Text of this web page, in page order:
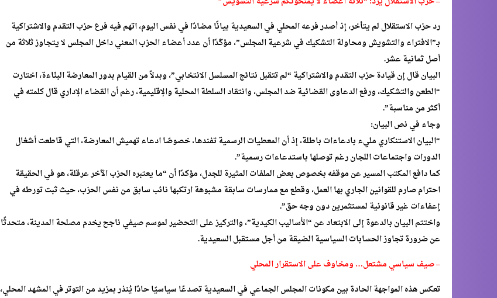
رد حزب الاستقلال لم يتأخر، إذ أصدر فرعه المحلي في السعيدية بيانًا مضادًا في نفس اليوم، اتهم فيه فرع حزب التقدم والاشتراكية
بـ”الافتراء والتشويش ومحاولة التشكيك في شرعية المجلس”، مؤكّدًا أن عدد أعضاء الحزب المعني داخل المجلس لا يتجاوز ثلاثة من
أصل ثمانية عشر.
البيان قال إن قيادة حزب التقدم والاشتراكية “لم تتقبل نتائج المسلسل الانتخابي”، وبدلاً من القيام بدور المعارضة البنّاءة، اختارت
“الطعن والتشكيك، ورفع الدعاوى القضائية ضد المجلس، وانتقاد السلطة المحلية والإقليمية، رغم أن القضاء الإداري قال كلمته في
أكثر من مناسبة”.
وجاء في نص البيان:
“البيان الاستنكاري مليء بادعاءات باطلة، إذ أن المعطيات الرسمية تفندها، خصوصًا ادعاء تهميش المعارضة، التي قاطعت أشغال
الدورات واجتماعات اللجان رغم توصلها باستدعاءات رسمية”.
كما دافع المكتب المسير عن موقفه بخصوص بعض الملفات المثيرة للجدل، مؤكدًا أن “ما يعتبره الحزب الآخر عرقلة، هو في الحقيقة
احترام صارم للقوانين الجاري بها العمل، وقطع مع ممارسات سابقة مشبوهة ارتكبها نائب سابق من نفس الحزب، حيث ثبت تورطه في
إعفاءات غير قانونية لمستثمرين دون وجه حق”.
واختتم البيان بالدعوة إلى الابتعاد عن “الأساليب الكيدية”، والتركيز على التحضير لموسم صيفي ناجح يخدم مصلحة المدينة، متحدثًا
عن ضرورة تجاوز الحسابات السياسية الضيقة من أجل مستقبل السعيدية.
– صيف سياسي مشتعل… ومخاوف على الاستقرار المحلي
تعكس هذه المواجهة الحادة بين مكونات المجلس الجماعي في السعيدية تصدعًا سياسيًا حادًا يُنذر بمزيد من التوتر في المشهد المحلي،